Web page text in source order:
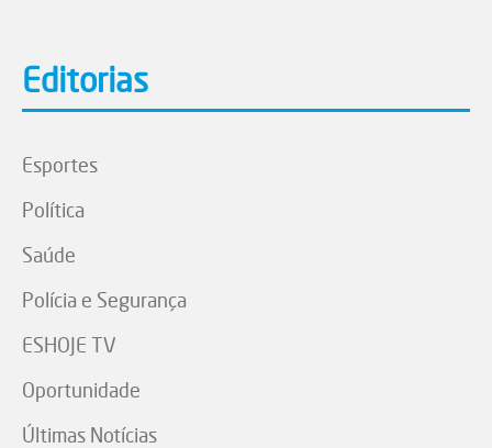
Editorias
Esportes
Política
Saúde
Polícia e Segurança
ESHOJE TV
Oportunidade
Últimas Notícias